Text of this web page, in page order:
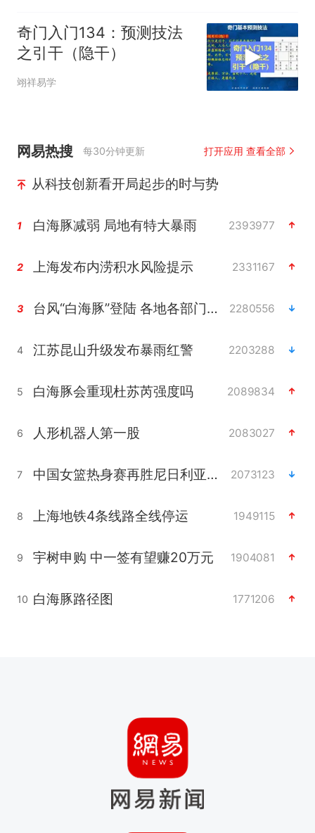
奇门入门134：预测技法
之引干（隐干）
翊祥易学
网易热搜 每30分钟更新 打开应用 查看全部
从科技创新看开局起步的时与势
1 白海豚减弱 局地有特大暴雨 2393977
2 上海发布内涝积水风险提示 2331167
3 台风“白海豚”登陆 各地各部门全力应对 2280556
4 江苏昆山升级发布暴雨红警 2203288
5 白海豚会重现杜苏芮强度吗 2089834
6 人形机器人第一股 2083027
7 中国女篮热身赛再胜尼日利亚女篮 2073123
8 上海地铁4条线路全线停运 1949115
9 宇树申购 中一签有望赚20万元 1904081
10 白海豚路径图 1771206